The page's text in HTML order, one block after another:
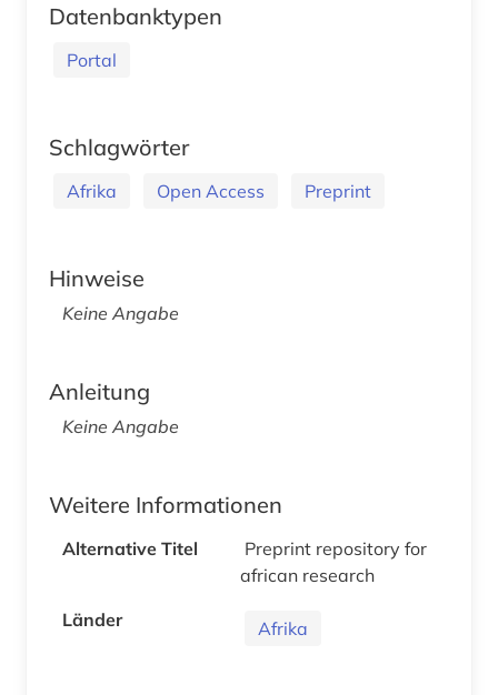
Datenbanktypen
Portal
Schlagwörter
Afrika Open Access Preprint
Hinweise
Keine Angabe
Anleitung
Keine Angabe
Weitere Informationen
Alternative Titel
Preprint repository for
african research
Länder
Afrika